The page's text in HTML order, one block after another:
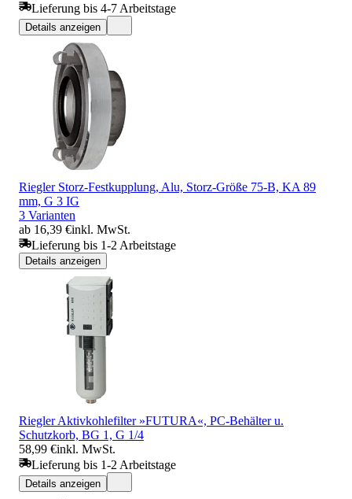
Lieferung bis 4-7 Arbeitstage
Details anzeigen
Riegler Storz-Festkupplung, Alu, Storz-Größe 75-B, KA 89
mm, G 3 IG
3 Varianten
ab 16,39 €inkl. MwSt.
Lieferung bis 1-2 Arbeitstage
Details anzeigen
Riegler Aktivkohlefilter »FUTURA«, PC-Behälter u.
Schutzkorb, BG 1, G 1/4
58,99 €inkl. MwSt.
Lieferung bis 1-2 Arbeitstage
Details anzeigen